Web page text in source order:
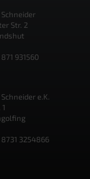
Str. 2
931560
e.K.
3254866